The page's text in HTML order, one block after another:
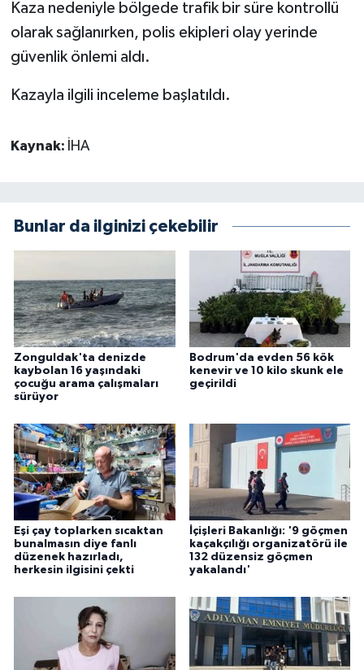
Kaza nedeniyle bölgede trafik bir süre kontrollü
olarak sağlanırken, polis ekipleri olay yerinde
güvenlik önlemi aldı.
Kazayla ilgili inceleme başlatıldı.
Kaynak: İHA
Bunlar da ilginizi çekebilir
Zonguldak'ta denizde
kaybolan 16 yaşındaki
çocuğu arama çalışmaları
sürüyor
Bodrum'da evden 56 kök
kenevir ve 10 kilo skunk ele
geçirildi
Eşi çay toplarken sıcaktan
bunalmasın diye fanlı
düzenek hazırladı,
herkesin ilgisini çekti
İçişleri Bakanlığı: '9 göçmen
kaçakçılığı organizatörü ile
132 düzensiz göçmen
yakalandı'